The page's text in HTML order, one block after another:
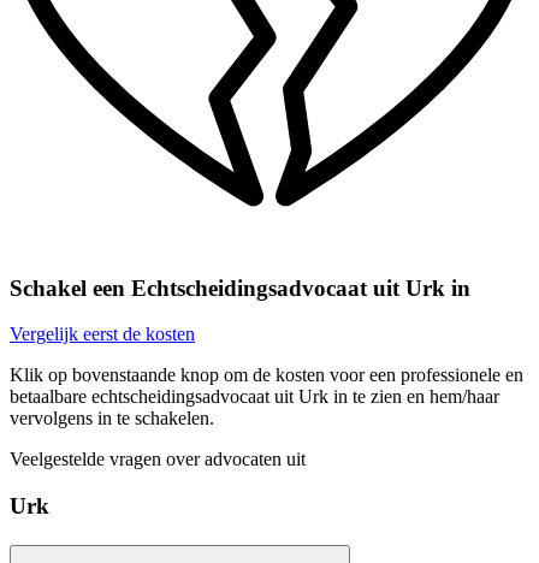
Schakel een Echtscheidingsadvocaat uit Urk in
Vergelijk eerst de kosten
Klik op bovenstaande knop om de kosten voor een professionele en
betaalbare echtscheidingsadvocaat uit Urk in te zien en hem/haar
vervolgens in te schakelen.
Veelgestelde vragen over advocaten uit
Urk